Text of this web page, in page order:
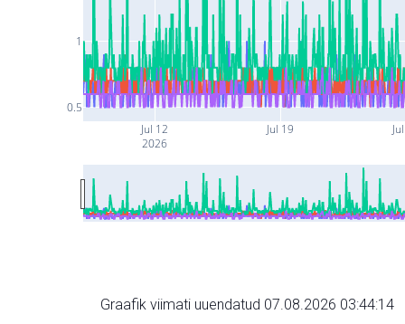
Jul 12
2026
Jul 19
0.5
1
Graafik viimati uuendatud 07.08.2026 03:44:14